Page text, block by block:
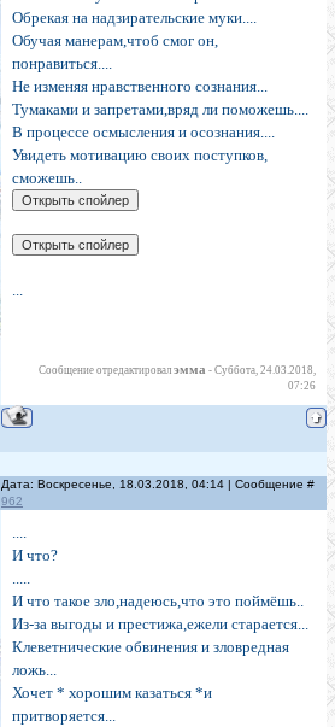
Обрекая на надзирательские муки....
Обучая манерам,чтоб смог он,
понравиться....
Не изменяя нравственного сознания...
Тумаками и запретами,вряд ли поможешь....
В процессе осмысления и осознания....
Увидеть мотивацию своих поступков,
сможешь..
...
Сообщение отредактировал эмма - Суббота, 24.03.2018,
07:26
Дата: Воскресенье, 18.03.2018, 04:14 | Сообщение #
962
....
И что?
.....
И что такое зло,надеюсь,что это поймёшь..
Из-за выгоды и престижа,ежели старается...
Клеветнические обвинения и зловредная
ложь...
Хочет * хорошим казаться *и
притворяется...